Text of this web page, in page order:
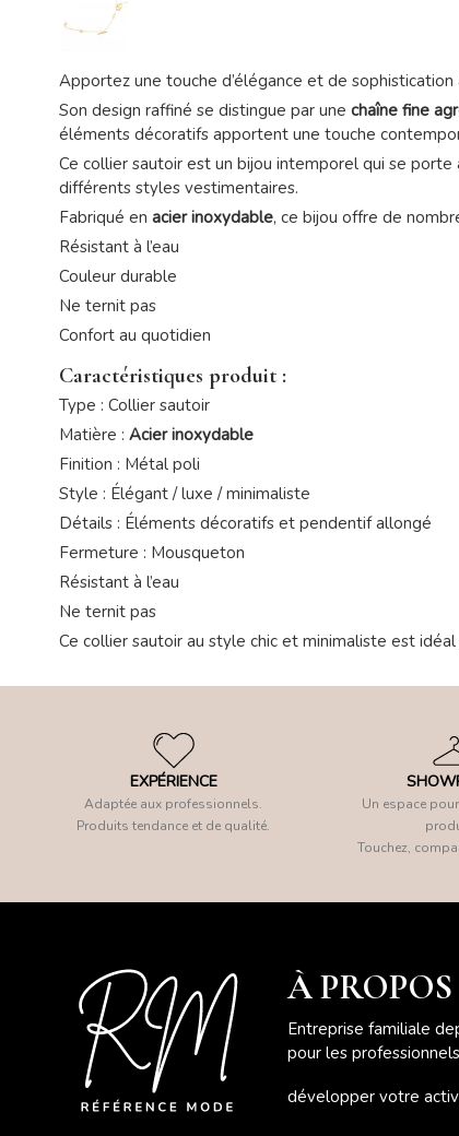
Apportez une touche d’élégance et de
Son design raffiné se distingue par une chaîne fine
éléments décoratifs apportent une touche
Ce collier sautoir est un bijou intemporel qui se
différents styles vestimentaires.
Fabriqué en acier inoxydable, ce bijou offre de
Résistant à l’eau
Couleur durable
Ne ternit pas
Confort au quotidien
Caractéristiques produit :
Type : Collier sautoir
Matière : Acier inoxydable
Finition : Métal poli
Style : Élégant / luxe / minimaliste
Détails : Éléments décoratifs et pendentif allongé
Fermeture : Mousqueton
Résistant à l’eau
Ne ternit pas
Ce collier sautoir au style chic et minimaliste est
EXPÉRIENCE
Adaptée aux professionnels.
Produits tendance et de qualité.
Un espace
Touchez,
À PROPOS
Entreprise familiale
pour les
développer votre